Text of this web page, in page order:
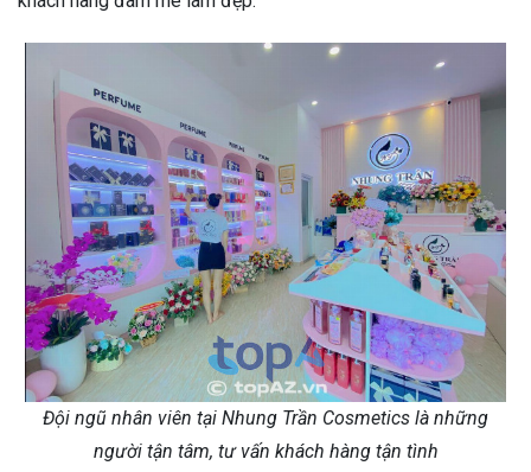
Đội ngũ nhân viên tại Nhung Trần Cosmetics là những
người tận tâm, tư vấn khách hàng tận tình